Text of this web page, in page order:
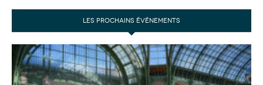
LES PROCHAINS ÉVÉNEMENTS